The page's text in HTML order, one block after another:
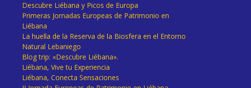
Descubre Liébana y Picos de Europa
Primeras Jornadas Europeas de Patrimonio en
Liébana
La huella de la Reserva de la Biosfera en el Entorno
Natural Lebaniego
Blog trip: «Descubre Liébana».
Liébana, Vive tu Experiencia
Liébana, Conecta Sensaciones